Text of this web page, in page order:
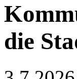
die